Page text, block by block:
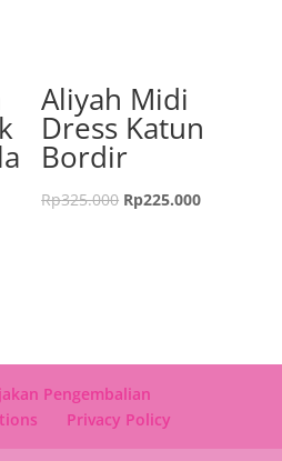
Aliyah Midi
Dress Katun
Bordir
Rp325.000 Rp225.000
Pengembalian
Privacy Policy